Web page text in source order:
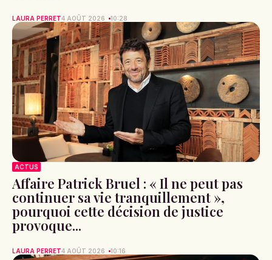
LAURA PERRET4 AOÛT 2026 10:28
ACTUS
Affaire Patrick Bruel : « Il ne peut pas
continuer sa vie tranquillement »,
pourquoi cette décision de justice
provoque...
LAURA PERRET4 AOÛT 2026 10:16